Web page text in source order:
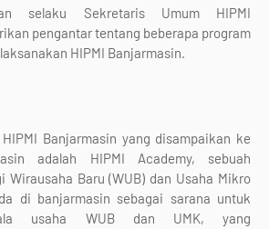
selaku Sekretaris Umum HIPMI
pengantar tentang beberapa program
HIPMI Banjarmasin.
Banjarmasin yang disampaikan ke
adalah HIPMI Academy, sebuah
Wirausaha Baru (WUB) dan Usaha Mikro
di banjarmasin sebagai sarana untuk
usaha WUB dan UMK, yang